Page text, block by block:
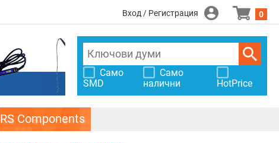
Вход / Регистрация 0
Само
SMD
Само
налични
HotPrice
RS Components